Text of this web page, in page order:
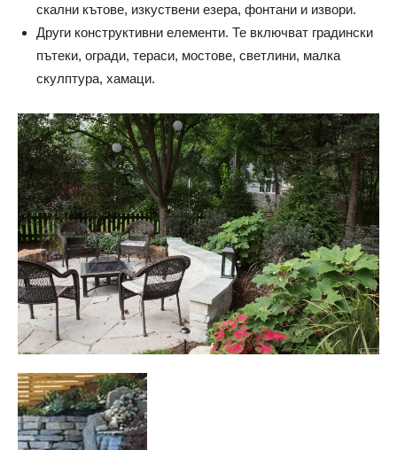
скални кътове, изкуствени езера, фонтани и извори.
Други конструктивни елементи. Те включват градински
пътеки, огради, тераси, мостове, светлини, малка
скулптура, хамаци.